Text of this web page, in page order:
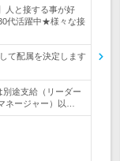
人と接する事が好
代活躍中★様々な接
て配属を決定します
別途支給（リーダー
ネージャー）以…